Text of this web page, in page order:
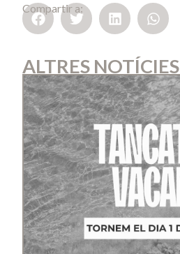
Compartir a:
ALTRES NOTÍCIES